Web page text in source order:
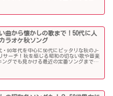
曲から懐かしの歌まで！50代に人
ラオケ秋ソング
・90年代を中心に50代にピッタリな秋のJ-
リサーチ！秋を感じる昭和の切ない歌や音楽
ングでも見かける最近の定番ソングまで、